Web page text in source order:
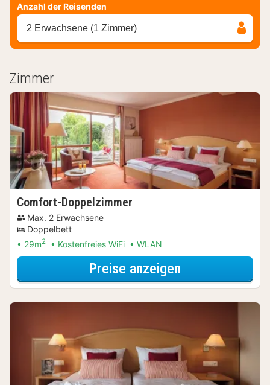
Anzahl der Reisenden
2 Erwachsene (1 Zimmer)
Zimmer
Comfort-Doppelzimmer
Max. 2 Erwachsene
Doppelbett
29m2 Kostenfreies WiFi WLAN
Preise anzeigen